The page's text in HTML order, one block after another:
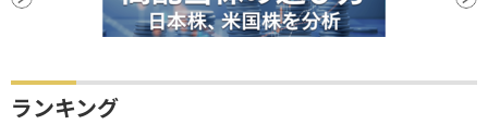
ランキング